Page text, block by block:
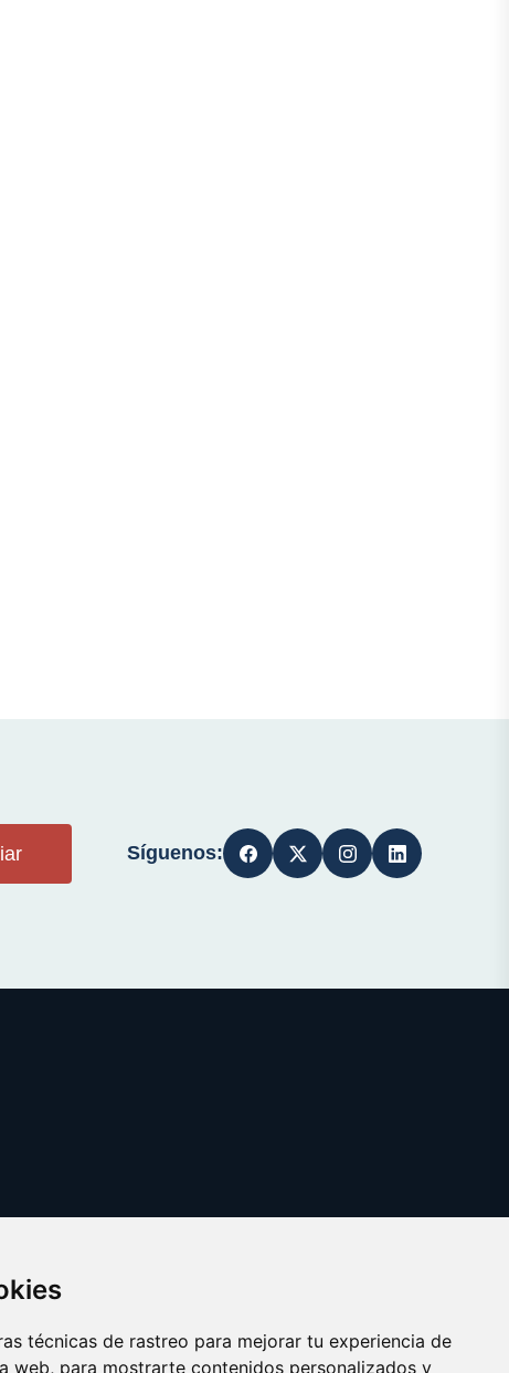
técnicas de rastreo para mejorar tu experiencia de
web, para mostrarte contenidos personalizados y
Síguenos: